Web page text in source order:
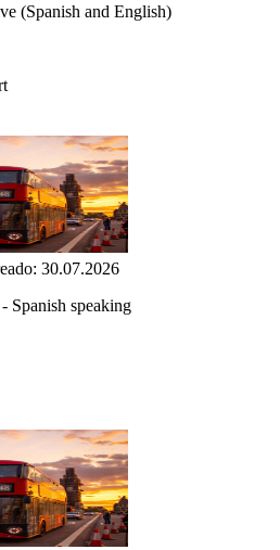
(Spanish and English)
30.07.2026
Spanish speaking